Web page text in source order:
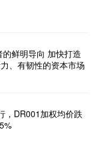
鲜明导向 加快打造
、有韧性的资本市场
，DR001加权均价跌